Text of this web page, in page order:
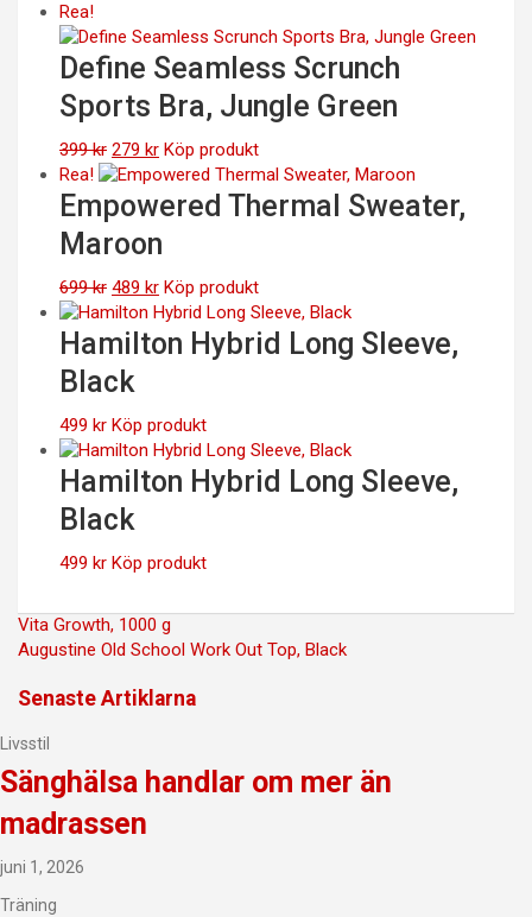
Rea!
Define Seamless Scrunch
Sports Bra, Jungle Green
399kr Det
ursprungliga
priset
var:
399 kr.
279 krDet
nuvarande
priset
är:
279 kr.
Köp produkt
Rea!
Empowered Thermal Sweater,
Maroon
699kr Det
ursprungliga
priset
var:
699 kr.
489 krDet
nuvarande
priset
är:
Köp produkt
Hamilton Hybrid Long Sleeve,
Black
499 kr Köp produkt
Hamilton Hybrid Long Sleeve,
Black
499 kr Köp produkt
Inläggsnavigering
Vita Growth, 1000 g
Augustine Old School Work Out Top, Black
Senaste Artiklarna
Livsstil
Sänghälsa handlar om mer än
madrassen
juni 1, 2026
Träning